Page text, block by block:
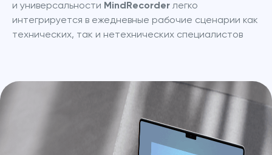
и универсальности MindRecorder легко
интегрируется в ежедневные рабочие сценарии как
технических, так и нетехнических специалистов